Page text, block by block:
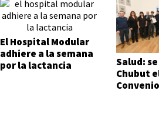
El Hospital Modular
adhiere a la semana
por la lactancia
Salud:
Chubut